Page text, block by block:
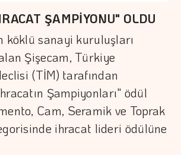
ŞAMPİYONU" OLDU
köklü sanayi kuruluşları
Şişecam, Türkiye
(TİM) tarafından
Şampiyonları" ödül
Cam, Seramik ve Toprak
ihracat lideri ödülüne